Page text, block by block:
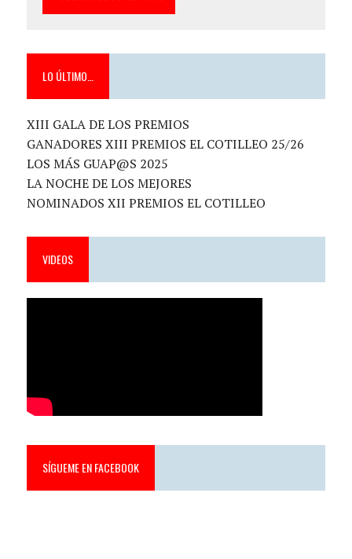
LO ÚLTIMO…
XIII GALA DE LOS PREMIOS
GANADORES XIII PREMIOS EL COTILLEO 25/26
LOS MÁS GUAP@S 2025
LA NOCHE DE LOS MEJORES
NOMINADOS XII PREMIOS EL COTILLEO
VIDEOS
SÍGUEME EN FACEBOOK